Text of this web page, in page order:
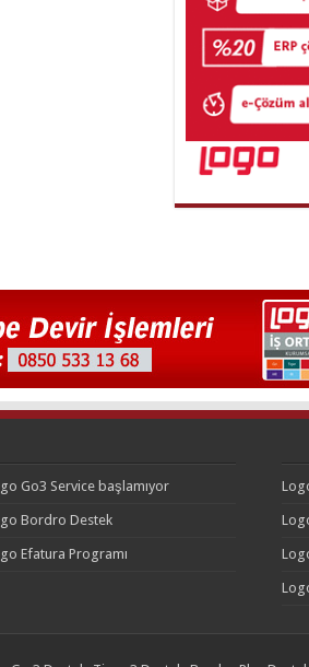
Go3 Service başlamıyor
Bordro Destek
Efatura Programı